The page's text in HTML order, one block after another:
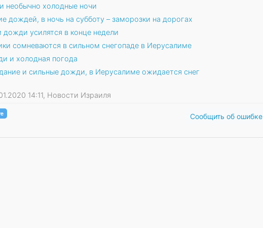
необычно холодные ночи
дождей, в ночь на субботу – заморозки на дорогах
усилятся в конце недели
сомневаются в сильном снегопаде в Иерусалиме
и холодная погода
и сильные дожди, в Иерусалиме ожидается снег
14:11, Новости Израиля
Сообщить об ошибке